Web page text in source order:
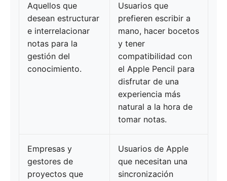
Aquellos que
desean estructurar
e interrelacionar
notas para la
gestión del
conocimiento.
Usuarios que
prefieren escribir a
mano, hacer bocetos
y tener
compatibilidad con
el Apple Pencil para
disfrutar de una
experiencia más
natural a la hora de
tomar notas.
Empresas y
gestores de
proyectos que
Usuarios de Apple
que necesitan una
sincronización